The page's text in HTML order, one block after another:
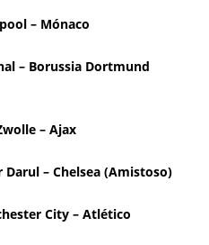
– Mónaco
– Borussia Dortmund
– Ajax
– Chelsea (Amistoso)
City – Atlético